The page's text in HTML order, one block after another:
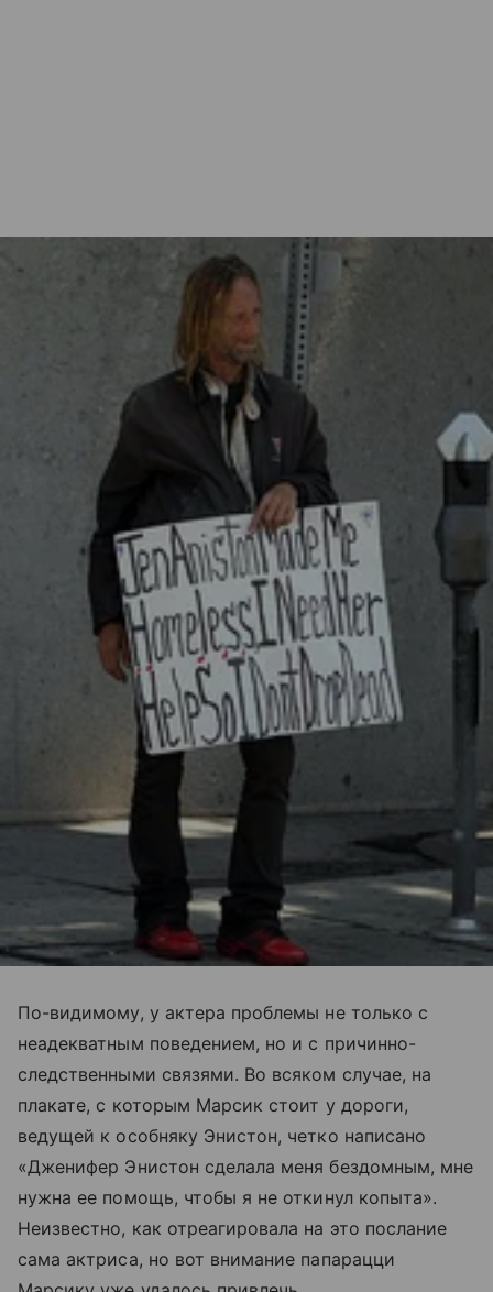
По-видимому, у актера проблемы не только с
неадекватным поведением, но и с причинно-
следственными связями. Во всяком случае, на
плакате, с которым Марсик стоит у дороги,
ведущей к особняку Энистон, четко написано
«Дженифер Энистон сделала меня бездомным, мне
нужна ее помощь, чтобы я не откинул копыта».
Неизвестно, как отреагировала на это послание
сама актриса, но вот внимание папарацци